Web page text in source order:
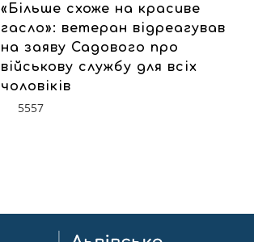
«Більше схоже на красиве
гасло»: ветеран відреагував
на заяву Садового про
військову службу для всіх
чоловіків
5557